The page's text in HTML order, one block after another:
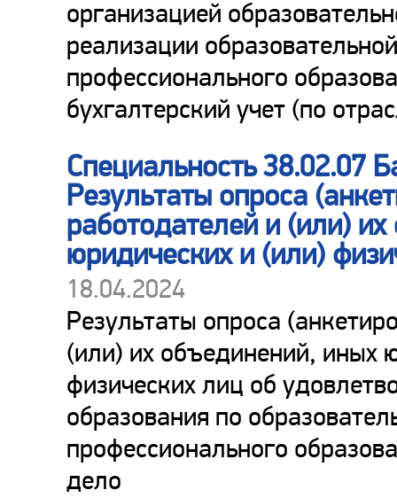
организацией
реализации
профессионального
бухгалтерский учет (по
Специальность 38.02.07
Результаты опроса
работодателей и (или)
юридических и (или)
18.04.2024
Результаты опроса
(или) их объединений, иных
физических лиц об
образования по
профессионального
дело